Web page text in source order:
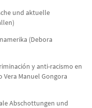
und aktuelle
(Debora
y anti-racismo en
Vera Manuel Gongora
Abschottungen und